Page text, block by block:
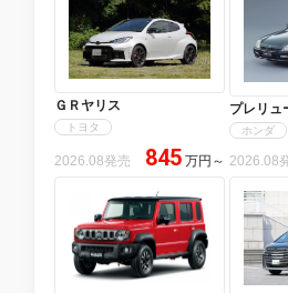
ＧＲヤリス
トヨタ
2026.08発売 845 万円 ～
プレリュ
ホンダ
2026.08